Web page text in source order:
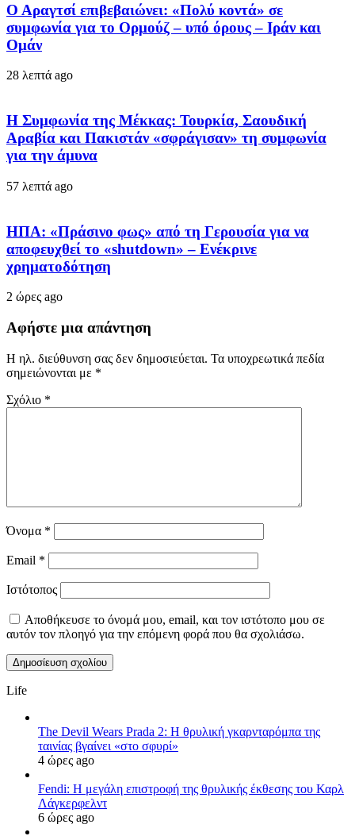
Ο Αραγτσί επιβεβαιώνει: «Πολύ κοντά» σε
συμφωνία για το Ορμούζ – υπό όρους – Ιράν και
Ομάν
28 λεπτά ago
Η Συμφωνία της Μέκκας: Τουρκία, Σαουδική
Αραβία και Πακιστάν «σφράγισαν» τη συμφωνία
για την άμυνα
57 λεπτά ago
ΗΠΑ: «Πράσινο φως» από τη Γερουσία για να
αποφευχθεί το «shutdown» – Ενέκρινε
χρηματοδότηση
2 ώρες ago
Αφήστε μια απάντηση
Η ηλ. διεύθυνση σας δεν δημοσιεύεται. Τα υποχρεωτικά πεδία
σημειώνονται με *
Σχόλιο *
Όνομα *
Email *
Ιστότοπος
Αποθήκευσε το όνομά μου, email, και τον ιστότοπο μου σε
αυτόν τον πλοηγό για την επόμενη φορά που θα σχολιάσω.
Life
The Devil Wears Prada 2: Η θρυλική γκαρνταρόμπα της
ταινίας βγαίνει «στο σφυρί»
4 ώρες ago
Fendi: Η μεγάλη επιστροφή της θρυλικής έκθεσης του Καρλ
Λάγκερφελντ
6 ώρες ago